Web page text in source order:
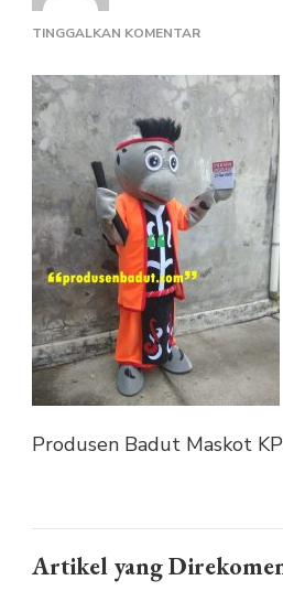
TINGGALKAN KOMENTARPADA
BADUT
MASKOT
KPU
BERAU
KALTIM
Produsen Badut Maskot
Artikel yang